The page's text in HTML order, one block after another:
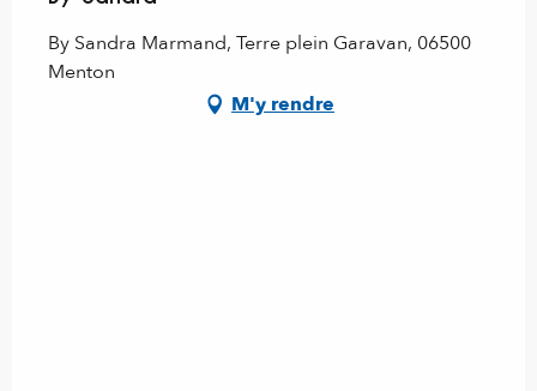
By Sandra Marmand, Terre plein Garavan, 06500
Menton
M'y rendre